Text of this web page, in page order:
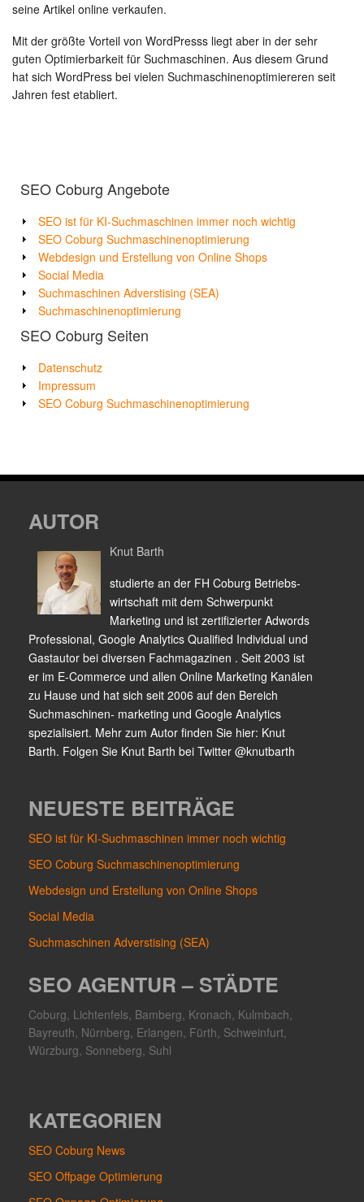
seine Artikel online verkaufen.
Mit der größte Vorteil von WordPresss liegt aber in der sehr
guten Optimierbarkeit für Suchmaschinen. Aus diesem Grund
hat sich WordPress bei vielen Suchmaschinenoptimiereren seit
Jahren fest etabliert.
SEO Coburg Angebote
SEO ist für KI-Suchmaschinen immer noch wichtig
SEO Coburg Suchmaschinenoptimierung
Webdesign und Erstellung von Online Shops
Social Media
Suchmaschinen Adverstising (SEA)
Suchmaschinenoptimierung
SEO Coburg Seiten
Datenschutz
Impressum
SEO Coburg Suchmaschinenoptimierung
AUTOR
Knut Barth
studierte an der FH Coburg Betriebs-
wirtschaft mit dem Schwerpunkt
Marketing und ist zertifizierter Adwords
Professional, Google Analytics Qualified Individual und
Gastautor bei diversen Fachmagazinen . Seit 2003 ist
er im E-Commerce und allen Online Marketing Kanälen
zu Hause und hat sich seit 2006 auf den Bereich
Suchmaschinen- marketing und Google Analytics
spezialisiert. Mehr zum Autor finden Sie hier: Knut
Barth. Folgen Sie Knut Barth bei Twitter @knutbarth
NEUESTE BEITRÄGE
SEO ist für KI-Suchmaschinen immer noch wichtig
SEO Coburg Suchmaschinenoptimierung
Webdesign und Erstellung von Online Shops
Social Media
Suchmaschinen Adverstising (SEA)
SEO AGENTUR – STÄDTE
Coburg, Lichtenfels, Bamberg, Kronach, Kulmbach,
Bayreuth, Nürnberg, Erlangen, Fürth, Schweinfurt,
Würzburg, Sonneberg, Suhl
KATEGORIEN
SEO Coburg News
SEO Offpage Optimierung